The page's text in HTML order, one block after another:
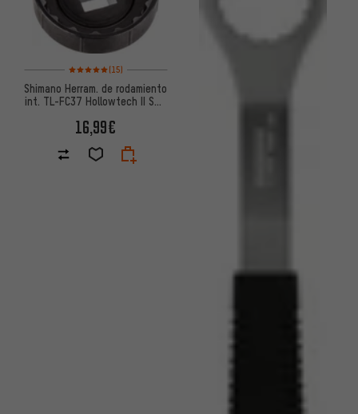
Valoración media: 5 de 5 basada en 15 reseñas
(15)
Shimano Herram. de rodamiento
int. TL-FC37 Hollowtech II SM-
16,99€